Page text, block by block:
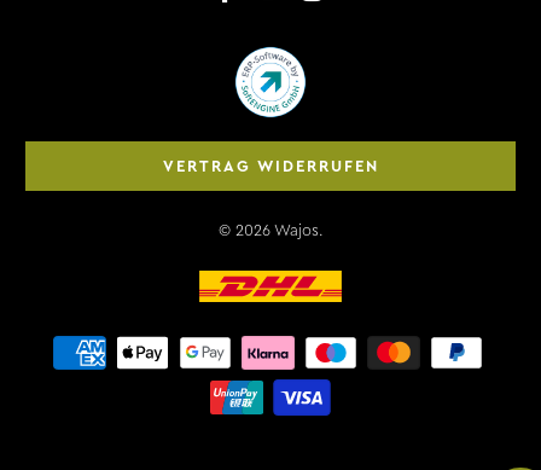
VERTRAG WIDERRUFEN
© 2026 Wajos.